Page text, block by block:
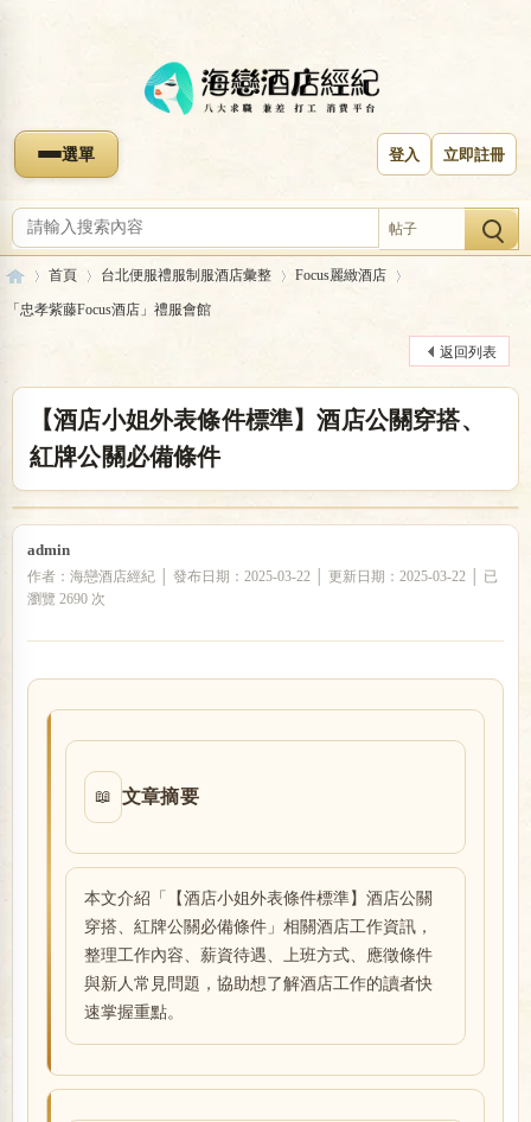
選單 登入 立即註冊
帖子
首頁 台北便服禮服制服酒店彙整 Focus麗緻酒店
「忠孝紫藤Focus酒店」禮服會館
返回列表
【酒店小姐外表條件標準】酒店公關穿搭、
紅牌公關必備條件
admin
作者：海戀酒店經紀 │ 發布日期：2025-03-22 │ 更新日期：2025-03-22 │ 已
瀏覽 2690 次
📖 文章摘要
本文介紹「【酒店小姐外表條件標準】酒店公關
穿搭、紅牌公關必備條件」相關酒店工作資訊，
整理工作內容、薪資待遇、上班方式、應徵條件
與新人常見問題，協助想了解酒店工作的讀者快
速掌握重點。